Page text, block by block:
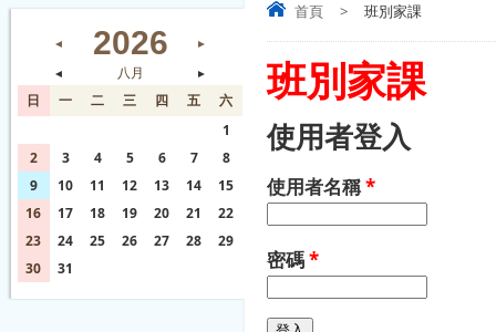
首頁 > 班別家課
班別家課
使用者登入
使用者名稱*
密碼*
◄ 2026
►
◄
八月 ►
日 一 二 三 四 五
六
1
2
3 4 5 6 7
8
9
10 11 12 13 14
15
16
17 18 19 20 21
22
23
24 25 26 27 28
29
30
31